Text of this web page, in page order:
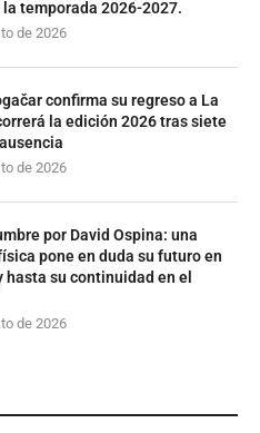
temporada 2026-2027.
de 2026
confirma su regreso a La
la edición 2026 tras siete
de 2026
por David Ospina: una
pone en duda su futuro en
hasta su continuidad en el
de 2026